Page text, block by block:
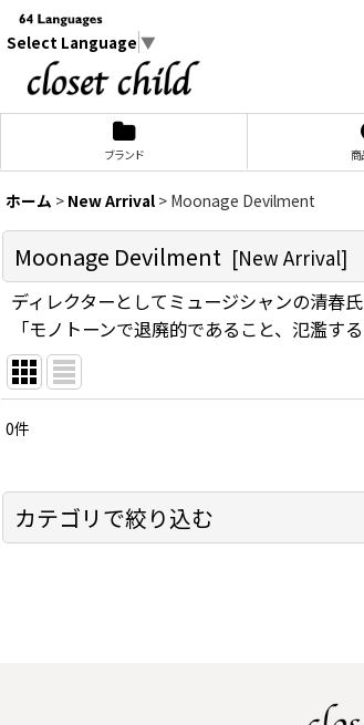
Select Language ▼
ブランド 商
ホーム > New Arrival > Moonage Devilment
Moonage Devilment [New Arrival]
ディレクターとしてミュージシャンの清春
「モノトーンで退廃的であること、氾濫す
サブカテゴリ
表示数:
0件
カテゴリで絞り込む